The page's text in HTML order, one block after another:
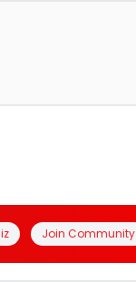
Join Community